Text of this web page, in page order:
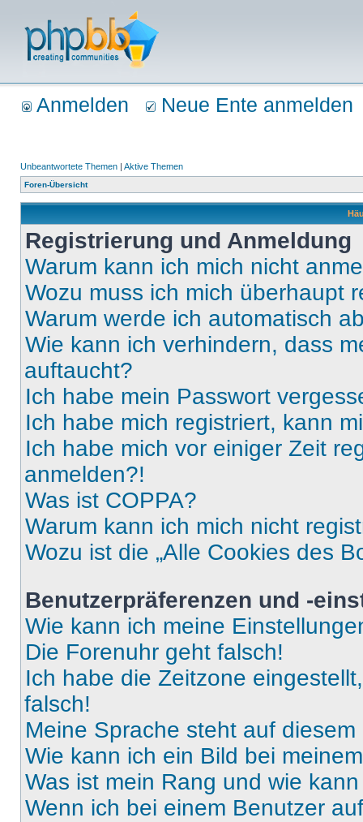
Anmelden Neue Ente anmelden
Unbeantwortete Themen | Aktive Themen
Foren-Übersicht
Registrierung und Anmeldung
Warum kann ich mich nicht
Wozu muss ich mich überhaupt
Warum werde ich automatisch
Wie kann ich verhindern, dass
auftaucht?
Ich habe mein Passwort
Ich habe mich registriert, kann
Ich habe mich vor einiger Zeit
anmelden?!
Was ist COPPA?
Warum kann ich mich nicht
Wozu ist die „Alle Cookies des
Benutzerpräferenzen und -
Wie kann ich meine
Die Forenuhr geht falsch!
Ich habe die Zeitzone
falsch!
Meine Sprache steht auf
Wie kann ich ein Bild bei
Was ist mein Rang und wie
Wenn ich bei einem Benutzer